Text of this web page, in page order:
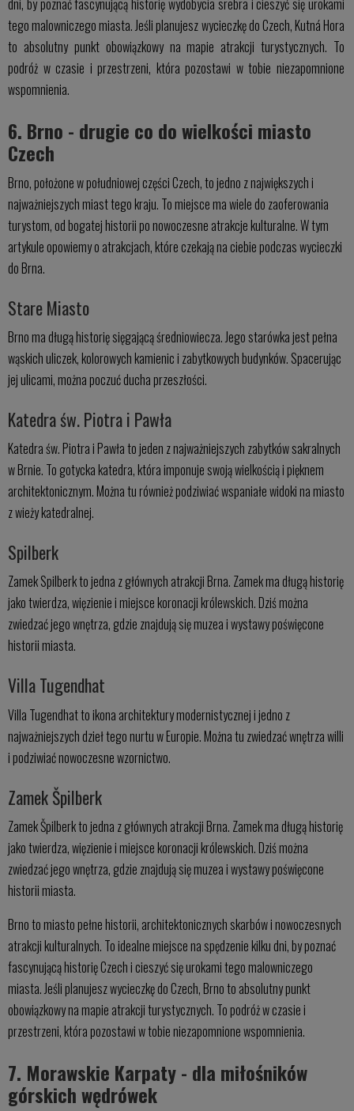
tego malowniczego miasta. Jeśli planujesz wycieczkę do Czech, Kutná Hora
to absolutny punkt obowiązkowy na mapie atrakcji turystycznych. To
podróż w czasie i przestrzeni, która pozostawi w tobie niezapomnione
wspomnienia.
6. Brno - drugie co do wielkości miasto
Czech
Brno, położone w południowej części Czech, to jedno z największych i
najważniejszych miast tego kraju. To miejsce ma wiele do zaoferowania
turystom, od bogatej historii po nowoczesne atrakcje kulturalne. W tym
artykule opowiemy o atrakcjach, które czekają na ciebie podczas wycieczki
do Brna.
Stare Miasto
Brno ma długą historię sięgającą średniowiecza. Jego starówka jest pełna
wąskich uliczek, kolorowych kamienic i zabytkowych budynków. Spacerując
jej ulicami, można poczuć ducha przeszłości.
Katedra św. Piotra i Pawła
Katedra św. Piotra i Pawła to jeden z najważniejszych zabytków sakralnych
w Brnie. To gotycka katedra, która imponuje swoją wielkością i pięknem
architektonicznym. Można tu również podziwiać wspaniałe widoki na miasto
z wieży katedralnej.
Spilberk
Zamek Spilberk to jedna z głównych atrakcji Brna. Zamek ma długą historię
jako twierdza, więzienie i miejsce koronacji królewskich. Dziś można
zwiedzać jego wnętrza, gdzie znajdują się muzea i wystawy poświęcone
historii miasta.
Villa Tugendhat
Villa Tugendhat to ikona architektury modernistycznej i jedno z
najważniejszych dzieł tego nurtu w Europie. Można tu zwiedzać wnętrza willi
i podziwiać nowoczesne wzornictwo.
Zamek Špilberk
Zamek Špilberk to jedna z głównych atrakcji Brna. Zamek ma długą historię
jako twierdza, więzienie i miejsce koronacji królewskich. Dziś można
zwiedzać jego wnętrza, gdzie znajdują się muzea i wystawy poświęcone
historii miasta.
Brno to miasto pełne historii, architektonicznych skarbów i nowoczesnych
atrakcji kulturalnych. To idealne miejsce na spędzenie kilku dni, by poznać
fascynującą historię Czech i cieszyć się urokami tego malowniczego
miasta. Jeśli planujesz wycieczkę do Czech, Brno to absolutny punkt
obowiązkowy na mapie atrakcji turystycznych. To podróż w czasie i
przestrzeni, która pozostawi w tobie niezapomnione wspomnienia.
7. Morawskie Karpaty - dla miłośników
górskich wędrówek